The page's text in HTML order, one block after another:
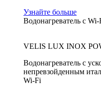
Узнайте больше
Водонагреватель с Wi-
VELIS LUX INOX
Водонагреватель с
непревзойденным
Wi-Fi